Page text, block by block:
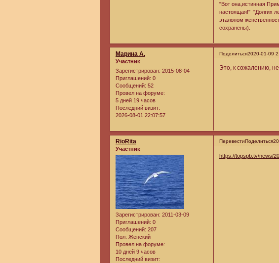
"Вот она,истинная
настоящая!" "Долгих
эталоном
сохранены).
Поделиться2020-01-09
Марина А.
Участник
Зарегистрирован: 2015-08-04
Приглашений: 0
Сообщений: 52
Провел на форуме:
5 дней 19 часов
Последний визит:
2026-08-01 22:07:57
Это, к сожалению,
ПеревестиПоделиться
RioRita
Участник
Зарегистрирован: 2011-03-09
Приглашений: 0
Сообщений: 207
Пол: Женский
Провел на форуме:
10 дней 9 часов
Последний визит:
https://topspb.tv/news/